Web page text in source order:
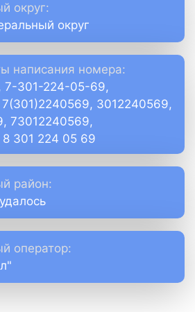
округ:
округ
написания номера:
7-301-224-05-69,
3012240569,
73012240569,
301 224 05 69
район:
оператор: